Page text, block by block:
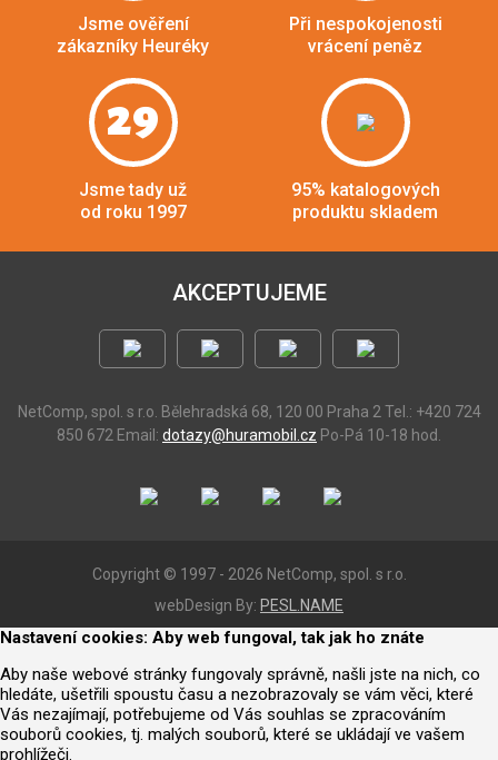
Jsme ověření
zákazníky Heuréky
Při nespokojenosti
vrácení peněz
29
Jsme tady už
od roku 1997
95% katalogových
produktu skladem
AKCEPTUJEME
NetComp, spol. s r.o. Bělehradská 68, 120 00 Praha 2 Tel.: +420 724
850 672 Email: dotazy@huramobil.cz Po-Pá 10-18 hod.
Copyright © 1997 - 2026 NetComp, spol. s r.o.
webDesign By: PESL.NAME
Nastavení cookies: Aby web fungoval, tak jak ho znáte
Aby naše webové stránky fungovaly správně, našli jste na nich, co
hledáte, ušetřili spoustu času a nezobrazovaly se vám věci, které
Vás nezajímají, potřebujeme od Vás souhlas se zpracováním
souborů cookies, tj. malých souborů, které se ukládají ve vašem
prohlížeči.